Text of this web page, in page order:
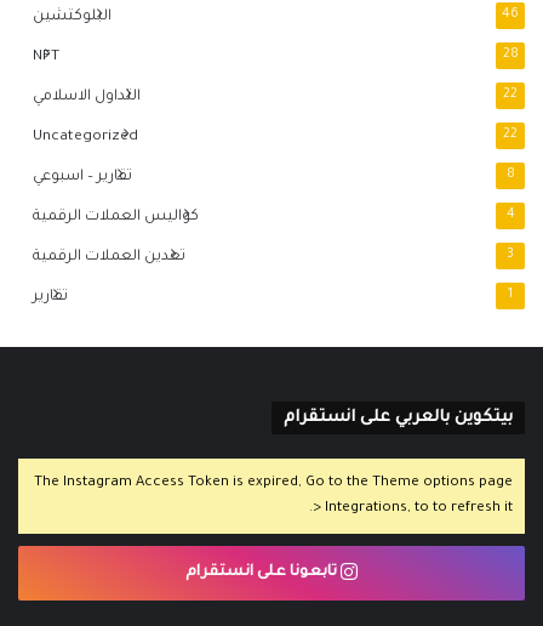
البلوكتشين 46
NFT 28
التداول الاسلامي 22
Uncategorized 22
تقارير – اسبوعي 8
كواليس العملات الرقمية 4
تعدين العملات الرقمية 3
تقارير 1
بيتكوين بالعربي على انستقرام
The Instagram Access Token is expired, Go to the Theme options page
> Integrations, to to refresh it.
تابعونا على انستقرام